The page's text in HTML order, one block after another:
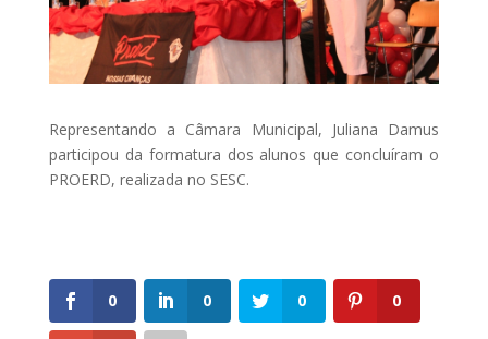
Representando a Câmara Municipal, Juliana Damus
participou da formatura dos alunos que concluíram o
PROERD, realizada no SESC.
0 0 0 0